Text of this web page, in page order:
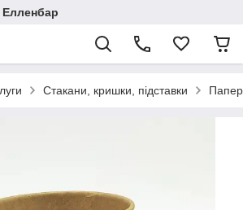
Елленбар
Стакани, кришки, підставки